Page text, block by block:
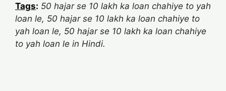
Tags: 50 hajar se 10 lakh ka loan chahiye to yah
loan le, 50 hajar se 10 lakh ka loan chahiye to
yah loan le, 50 hajar se 10 lakh ka loan chahiye
to yah loan le in Hindi.